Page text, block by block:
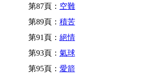
第87頁： 空難
第89頁： 積苦
第91頁： 絕情
第93頁： 氣球
第95頁： 愛箭